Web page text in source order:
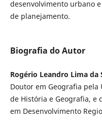
desenvolvimento urbano
de planejamento.
Biografia do Autor
Rogério Leandro Lima da
Doutor em Geografia pela
de História e Geografia, e
em Desenvolvimento